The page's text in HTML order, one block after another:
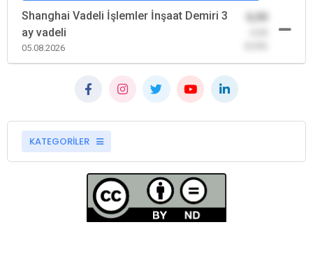
Shanghai Vadeli İşlemler İnşaat Demiri 3
ay vadeli
05.08.2026
KATEGORİLER